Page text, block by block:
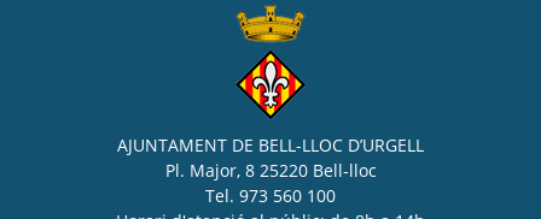
AJUNTAMENT DE BELL-LLOC D’URGELL
Pl. Major, 8 25220 Bell-lloc
Tel. 973 560 100